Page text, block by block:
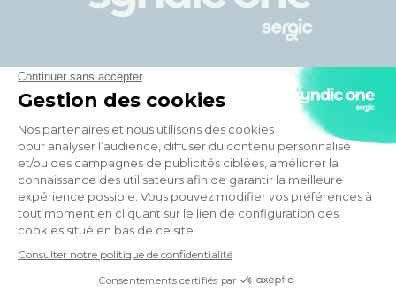
Votre syndic en ligne
Avantages de Syndic One
En savoir plus
Aller plus loin